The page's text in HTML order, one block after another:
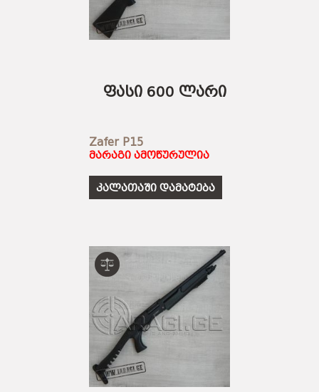
ფასი 600 ლარი
Zafer P15
მარაგი ამოწურულია
კალათაში დამატება